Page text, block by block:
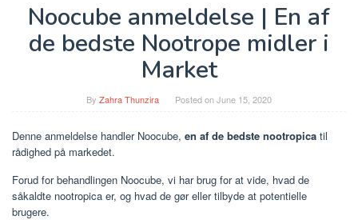
Noocube anmeldelse | En af
de bedste Nootrope midler i
Market
By Zahra Thunzira Posted onJune 15, 2020
Denne anmeldelse handler Noocube, en af de bedste nootropica til
rådighed på markedet.
Forud for behandlingen Noocube, vi har brug for at vide, hvad de
såkaldte nootropica er, og hvad de gør eller tilbyde at potentielle
brugere.